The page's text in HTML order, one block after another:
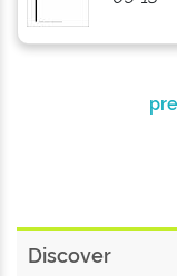
Discover